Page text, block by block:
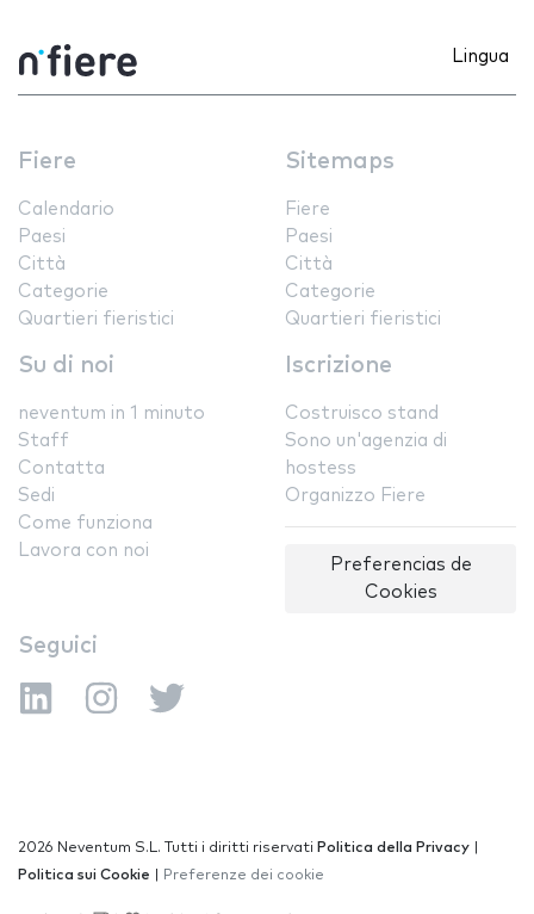
Lingua
Fiere
Calendario
Paesi
Città
Categorie
Quartieri fieristici
Sitemaps
Fiere
Paesi
Città
Categorie
Quartieri fieristici
Su di noi
neventum in 1 minuto
Staff
Contatta
Sedi
Come funziona
Lavora con noi
Iscrizione
Costruisco stand
Sono un'agenzia di
hostess
Organizzo Fiere
Preferencias de
Cookies
Seguici
2026 Neventum S.L. Tutti i diritti riservati Politica della Privacy
Politica sui Cookie
Preferenze dei cookie